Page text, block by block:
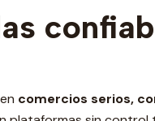
comercios serios,